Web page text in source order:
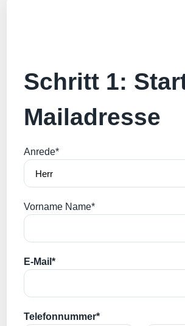
Schritt 1:
Mailadresse
Anrede*
Vorname Name*
E-Mail*
Telefonnummer*